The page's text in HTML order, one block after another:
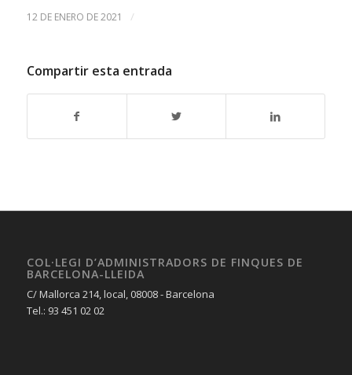
12 DE ENERO DE 2021 /
Compartir esta entrada
COL·LEGI D’ADMINISTRADORS DE FINQUES DE
BARCELONA-LLEIDA
C/ Mallorca 214, local, 08008 - Barcelona
Tel.: 93 451 02 02